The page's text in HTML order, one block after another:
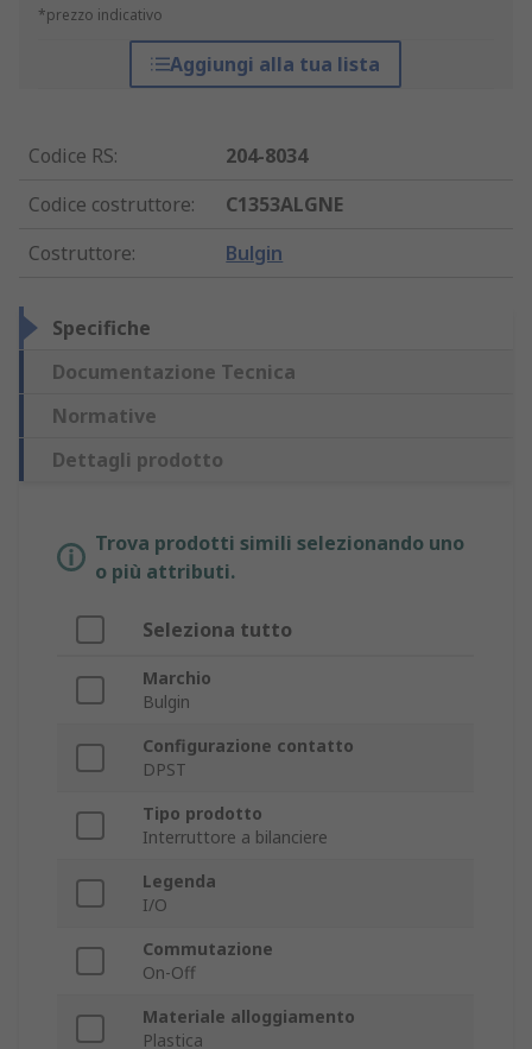
*prezzo indicativo
Aggiungi alla tua lista
Codice RS:
204-8034
Codice costruttore:
C1353ALGNE
Costruttore: Bulgin
Specifiche
Documentazione Tecnica
Normative
Dettagli prodotto
Trova prodotti simili selezionando uno
o più attributi.
Seleziona tutto
Marchio
Bulgin
Configurazione contatto
DPST
Tipo prodotto
Interruttore a bilanciere
Legenda
I/O
Commutazione
On-Off
Materiale alloggiamento
Plastica